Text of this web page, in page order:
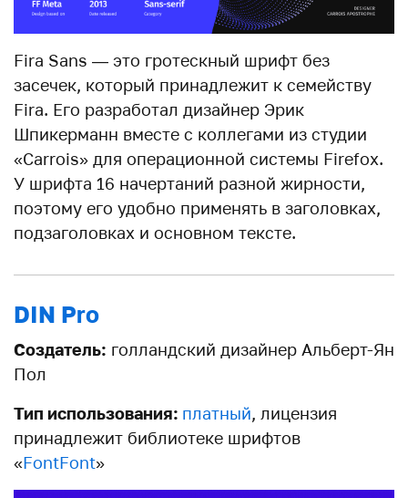
Fira Sans — это гротескный шрифт без
засечек, который принадлежит к семейству
Fira. Его разработал дизайнер Эрик
Шпикерманн вместе с коллегами из студии
«Carrois» для операционной системы Firefox.
У шрифта 16 начертаний разной жирности,
поэтому его удобно применять в заголовках,
подзаголовках и основном тексте.
DIN Pro
Создатель: голландский дизайнер Альберт-Ян
Пол
Тип использования: платный, лицензия
принадлежит библиотеке шрифтов
«FontFont»